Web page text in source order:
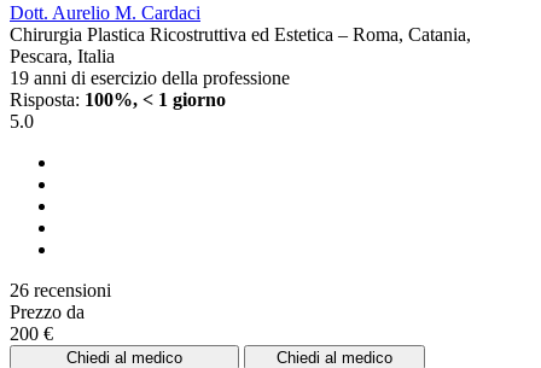
Dott. Aurelio M. Cardaci
Chirurgia Plastica Ricostruttiva ed Estetica – Roma, Catania,
Pescara, Italia
19 anni di esercizio della professione
Risposta: 100%, < 1 giorno
5.0
26 recensioni
Prezzo da
200 €
Chiedi al medico Chiedi al medico